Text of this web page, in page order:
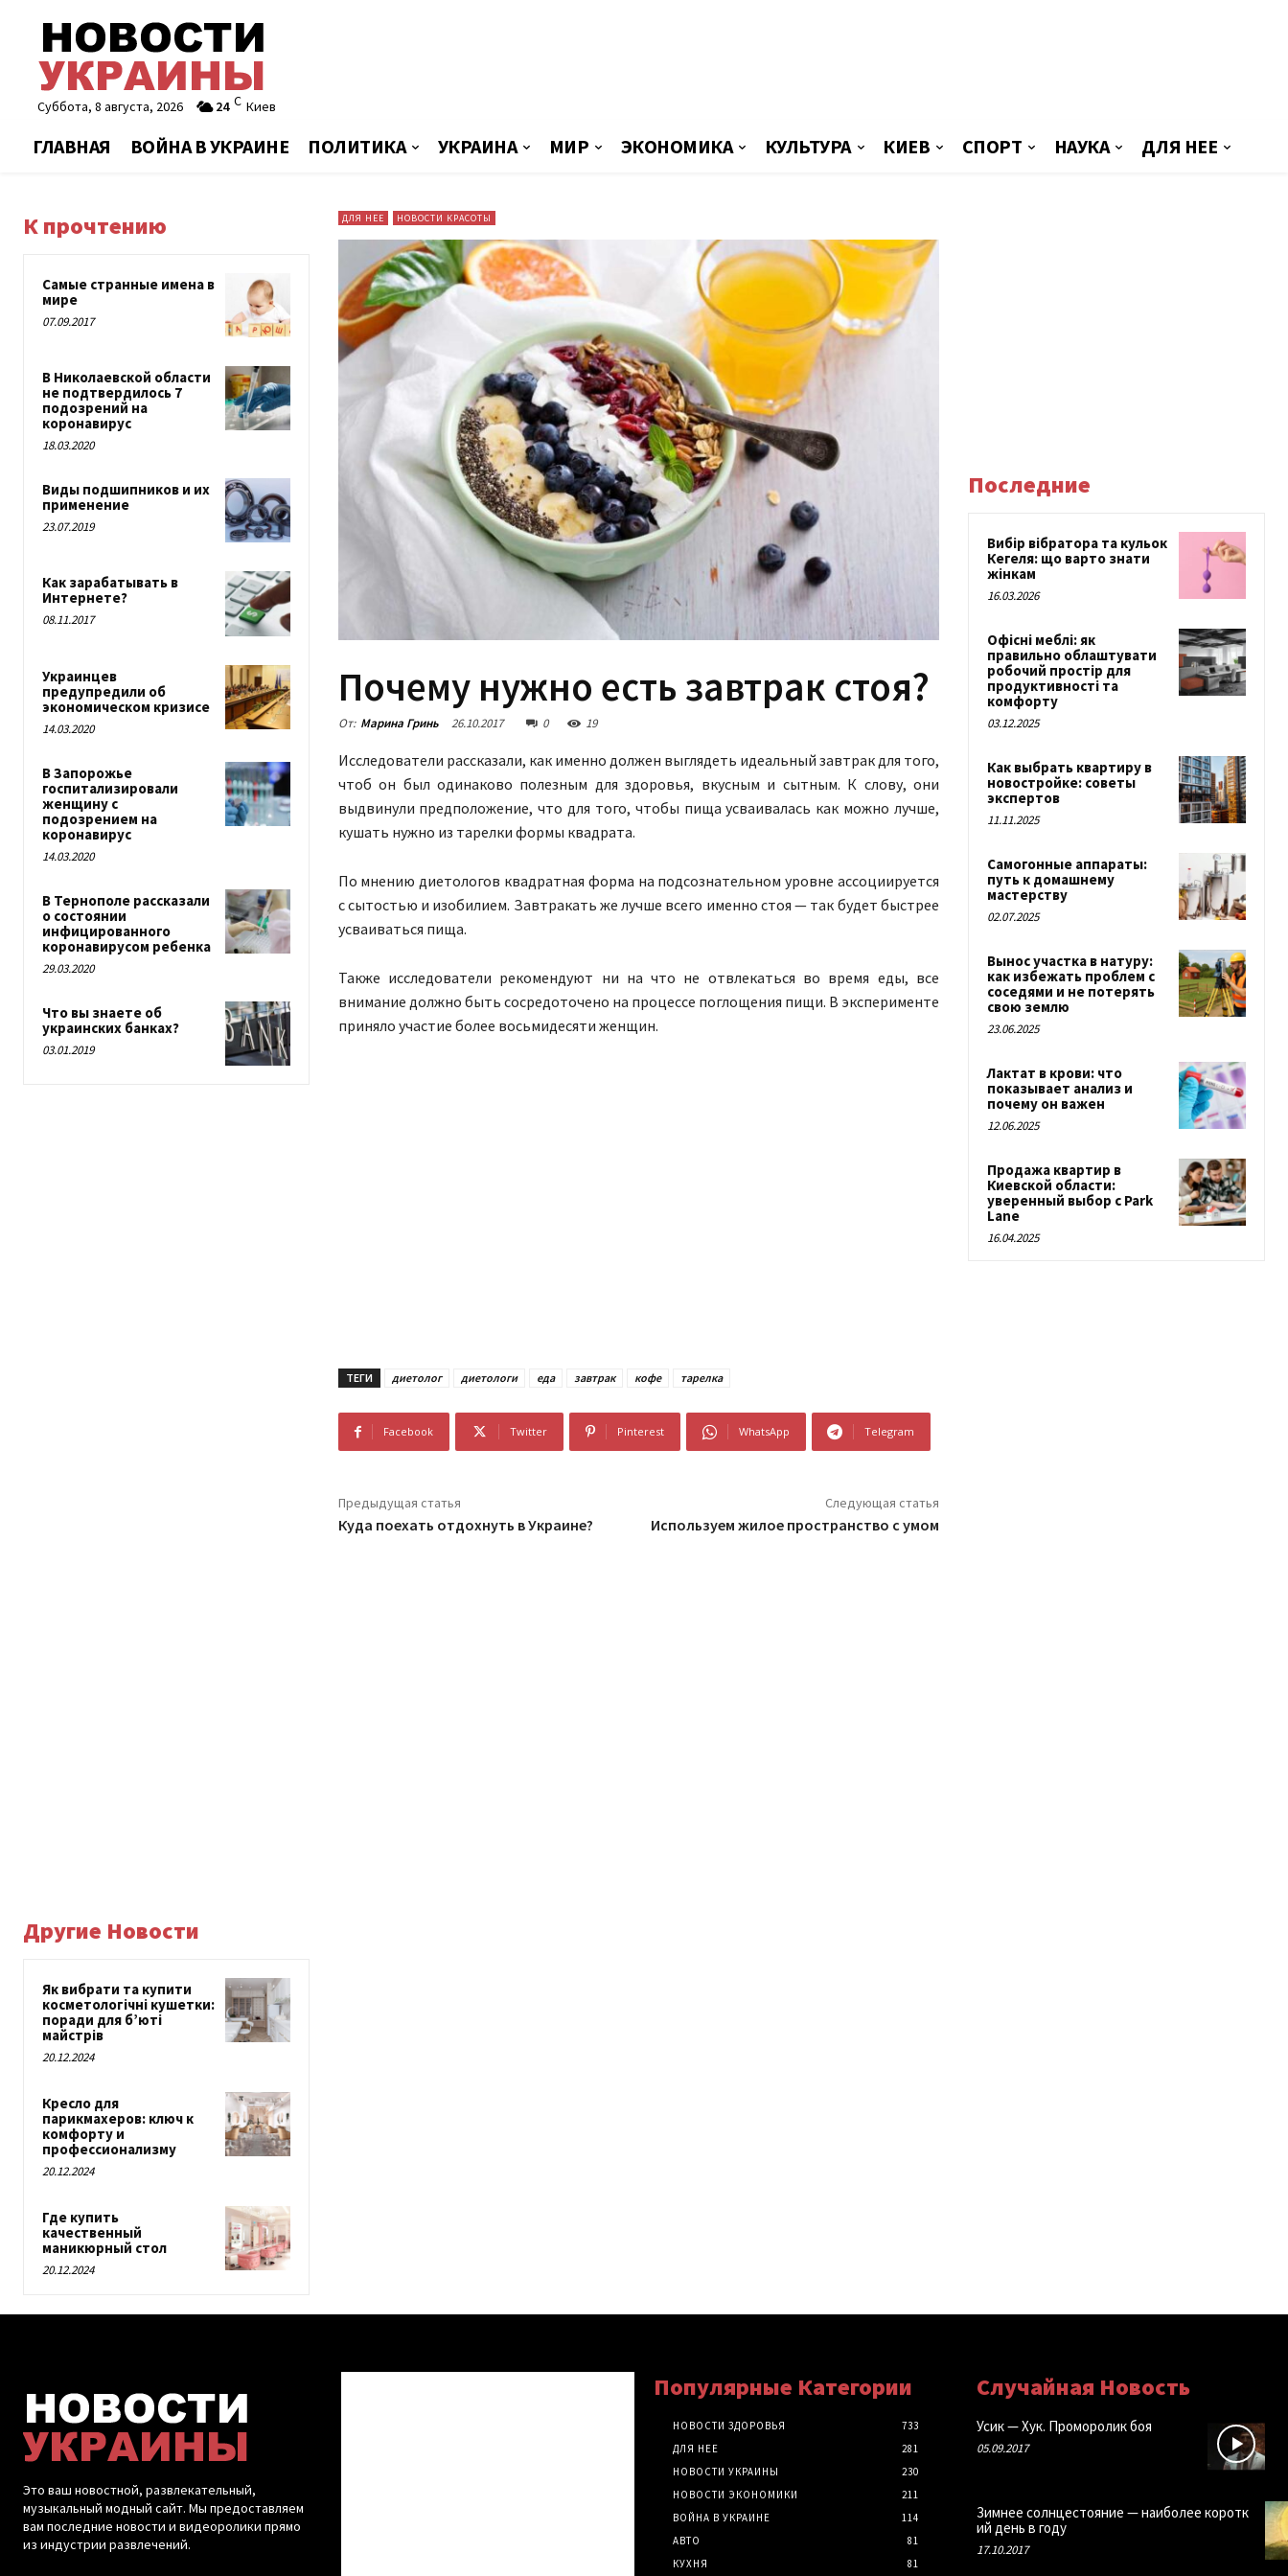
Суббота, 8 августа, 2026 24 C Киев
ГЛАВНАЯ ВОЙНА В УКРАИНЕ ПОЛИТИКА УКРАИНА МИР ЭКОНОМИКА КУЛЬТУРА КИЕВ СПОРТ НАУКА ДЛЯ НЕЕ
К прочтению
Самые странные имена в
мире
07.09.2017
В Николаевской области
не подтвердилось 7
подозрений на
коронавирус
18.03.2020
Виды подшипников и их
применение
23.07.2019
Как зарабатывать в
Интернете?
08.11.2017
Украинцев
предупредили об
экономическом кризисе
14.03.2020
В Запорожье
госпитализировали
женщину с
подозрением на
коронавирус
14.03.2020
В Тернополе рассказали
о состоянии
инфицированного
коронавирусом ребенка
29.03.2020
Что вы знаете об
украинских банках?
03.01.2019
ДЛЯ НЕЕ НОВОСТИ КРАСОТЫ
Почему нужно есть завтрак стоя?
От: Марина Гринь 26.10.2017 0 19
Исследователи рассказали, как именно должен выглядеть идеальный завтрак для того,
чтоб он был одинаково полезным для здоровья, вкусным и сытным. К слову, они
выдвинули предположение, что для того, чтобы пища усваивалась как можно лучше,
кушать нужно из тарелки формы квадрата.
По мнению диетологов квадратная форма на подсознательном уровне ассоциируется
с сытостью и изобилием. Завтракать же лучше всего именно стоя — так будет быстрее
усваиваться пища.
Также исследователи рекомендуют ни на что не отвлекаться во время еды, все
внимание должно быть сосредоточено на процессе поглощения пищи. В эксперименте
приняло участие более восьмидесяти женщин.
ТЕГИ диетолог диетологи еда завтрак кофе тарелка
Facebook Twitter Pinterest WhatsApp Telegram
Предыдущая статья
Куда поехать отдохнуть в Украине?
Следующая статья
Используем жилое пространство с умом
Другие Новости
Як вибрати та купити
косметологічні кушетки:
поради для б’юті
майстрів
20.12.2024
Кресло для
парикмахеров: ключ к
комфорту и
профессионализму
20.12.2024
Где купить
качественный
маникюрный стол
20.12.2024
Последние
Вибір вібратора та кульок
Кегеля: що варто знати
жінкам
16.03.2026
Офісні меблі: як
правильно облаштувати
робочий простір для
продуктивності та
комфорту
03.12.2025
Как выбрать квартиру в
новостройке: советы
экспертов
11.11.2025
Самогонные аппараты:
путь к домашнему
мастерству
02.07.2025
Вынос участка в натуру:
как избежать проблем с
соседями и не потерять
свою землю
23.06.2025
Лактат в крови: что
показывает анализ и
почему он важен
12.06.2025
Продажа квартир в
Киевской области:
уверенный выбор с Park
Lane
16.04.2025
Это ваш новостной, развлекательный,
музыкальный модный сайт. Мы предоставляем
вам последние новости и видеоролики прямо
из индустрии развлечений.
Популярные Категории
НОВОСТИ ЗДОРОВЬЯ
733
ДЛЯ НЕЕ
281
НОВОСТИ УКРАИНЫ
230
НОВОСТИ ЭКОНОМИКИ
211
ВОЙНА В УКРАИНЕ
114
АВТО
81
КУХНЯ
81
Случайная Новость
Усик — Хук. Проморолик боя
05.09.2017
Зимнее солнцестояние — наиболее коротк
ий день в году
17.10.2017